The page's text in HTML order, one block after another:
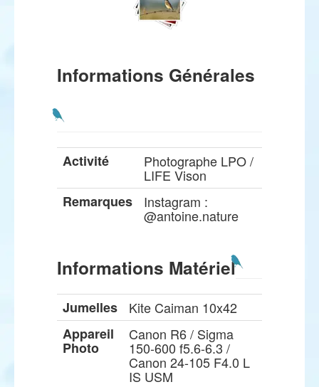
Informations Générales
Activité Photographe LPO /
LIFE Vison
Remarques
Instagram :
@antoine.nature
Informations Matériel
Jumelles
Kite Caiman 10x42
Appareil
Photo
Canon R6 / Sigma
150-600 f5.6-6.3 /
Canon 24-105 F4.0 L
IS USM